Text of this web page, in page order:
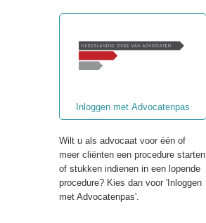
Inloggen met Advocatenpas
Wilt u als advocaat voor één of
meer cliënten een procedure starten
of stukken indienen in een lopende
procedure? Kies dan voor 'Inloggen
met Advocatenpas'.